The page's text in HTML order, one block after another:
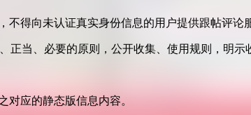
不得向未认证真实身份信息的用户提供跟帖评论
正当、必要的原则，公开收集、使用规则，明
对应的静态版信息内容。